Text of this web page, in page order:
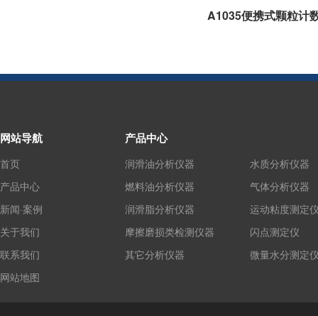
A1035便携式颗粒计
网站导航
首页
产品中心
新闻·案例
关于我们
联系我们
网站地图
产品中心
润滑油分析仪器
燃料油分析仪器
润滑脂分析仪器
摩擦磨损类检测仪器
其它分析仪器
水质分析仪器
气体分析仪器
运动粘度测定
闪点测定仪
微量水分测定